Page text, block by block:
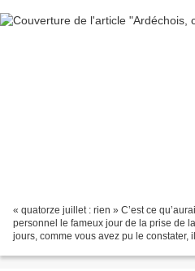
« quatorze juillet : rien » C’est ce
personnel le fameux jour de la prise de
jours, comme vous avez pu le constater,